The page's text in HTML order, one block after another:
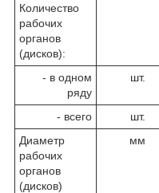
Количество
рабочих
органов
(дисков):
- в одном
ряду
шт.
- всего шт.
Диаметр
рабочих
органов
(дисков)
мм